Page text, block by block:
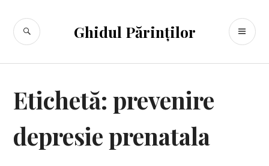
conținut
Ghidul Părinților
CĂUTARE
Etichetă:prevenire
depresie prenatala